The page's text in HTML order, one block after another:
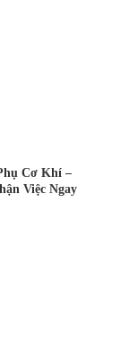
Cơ Khí –
Việc Ngay